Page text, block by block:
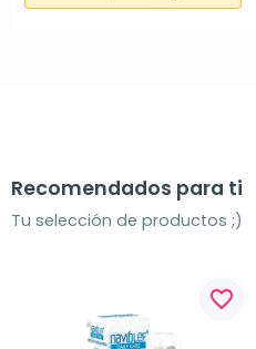
Recomendados para ti
Tu selección de productos ;)
favorite_border